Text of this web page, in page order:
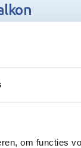
om functies
belangrijk
tijdens
de
125 á 150kg